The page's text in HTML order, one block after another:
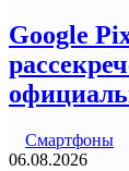
Google
Смартфоны
06.08.2026